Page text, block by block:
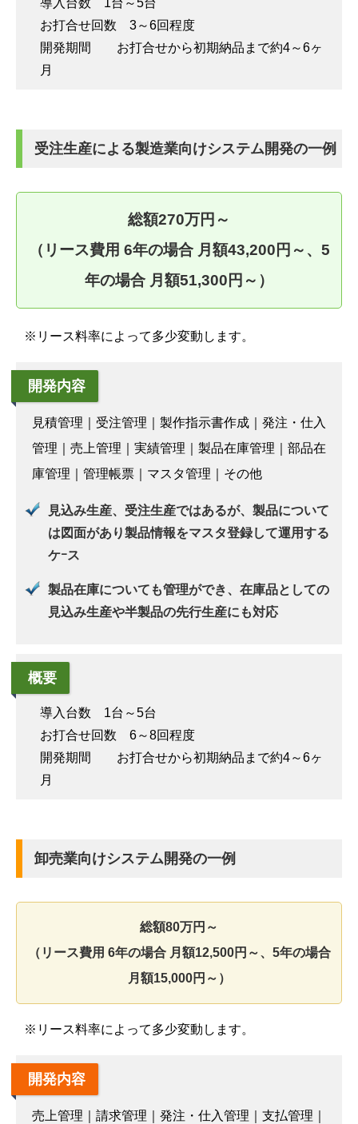
導入台数 1台～5台
お打合せ回数 3～6回程度
開発期間 お打合せから初期納品まで約4～6ヶ
月
受注生産による製造業向けシステム開発の一例
総額270万円～
（リース費用 6年の場合 月額43,200円～、5
年の場合 月額51,300円～）
※リース料率によって多少変動します。
開発内容
見積管理｜受注管理｜製作指示書作成｜発注・仕入
管理｜売上管理｜実績管理｜製品在庫管理｜部品在
庫管理｜管理帳票｜マスタ管理｜その他
見込み生産、受注生産ではあるが、製品について
は図面があり製品情報をマスタ登録して運用する
ケｰス
製品在庫についても管理ができ、在庫品としての
見込み生産や半製品の先行生産にも対応
概要
導入台数 1台～5台
お打合せ回数 6～8回程度
開発期間 お打合せから初期納品まで約4～6ヶ
月
卸売業向けシステム開発の一例
総額80万円～
（リース費用 6年の場合 月額12,500円～、5年の場合
月額15,000円～）
※リース料率によって多少変動します。
開発内容
売上管理｜請求管理｜発注・仕入管理｜支払管理｜